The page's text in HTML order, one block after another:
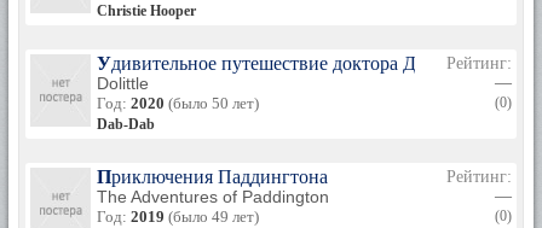
Christie Hooper
Удивительное путешествие доктора Дулиттла
Dolittle
Год: 2020 (было 50 лет)
Dab-Dab
Рейтинг:
—
(0)
Приключения Паддингтона
The Adventures of Paddington
Год: 2019 (было 49 лет)
Рейтинг:
—
(0)